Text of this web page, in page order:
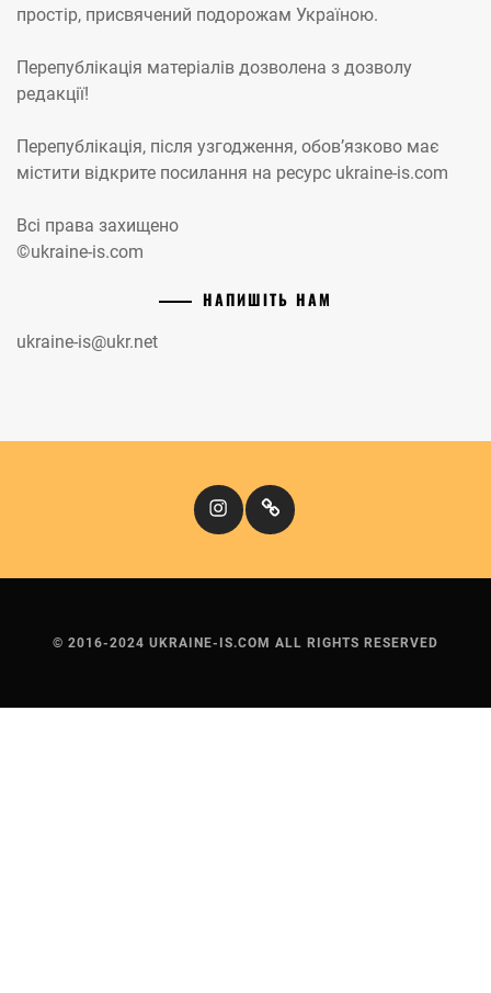
простір, присвячений подорожам Україною.
Перепублікація матеріалів дозволена з дозволу
редакції!
Перепублікація, після узгодження, обов’язково має
містити відкрите посилання на ресурс ukraine-is.com
Всі права захищено
©ukraine-is.com
НАПИШІТЬ НАМ
ukraine-is@ukr.net
InstagramКіномандри
© 2016-2024 UKRAINE-IS.COM ALL RIGHTS RESERVED